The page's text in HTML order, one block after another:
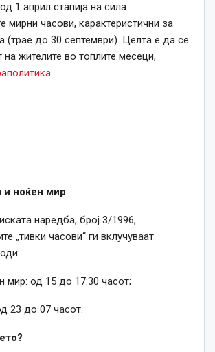
1 април стапија на сила
мирни часови, карактеристични за
(трае до 30 септември). Целта е да се
на жителите во топлите месеци,
.
ноќен мир
наредба, број 3/1996,
„тивки часови“ ги вклучуваат
мир: од 15 до 17:30 часот;
23 до 07 часот.